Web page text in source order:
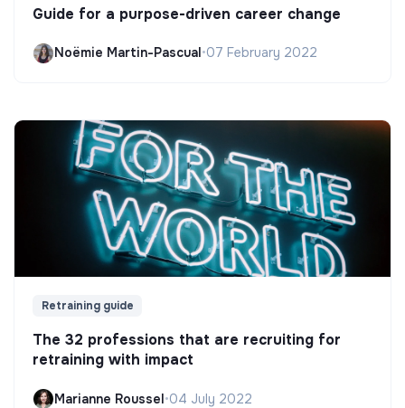
Guide for a purpose-driven career change
Noëmie Martin-Pascual•07 February 2022
Retraining guide
The 32 professions that are recruiting for
retraining with impact
Marianne Roussel•04 July 2022